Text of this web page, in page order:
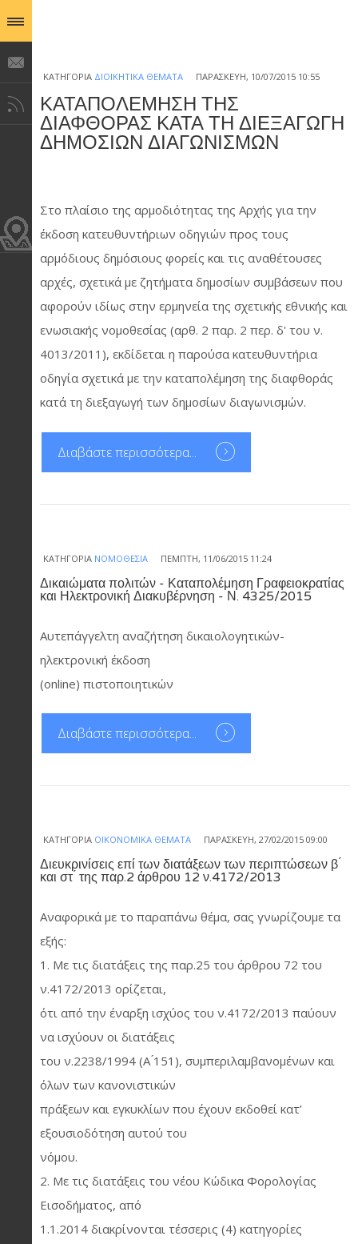
ΚΑΤΗΓΟΡΊΑ ΔΙΟΙΚΗΤΙΚΆ ΘΈΜΑΤΑ ΠΑΡΑΣΚΕΥΉ, 10/07/2015 10:55
ΚΑΤΑΠΟΛΕΜΗΣΗ ΤΗΣ
ΔΙΑΦΘΟΡΑΣ ΚΑΤΑ ΤΗ ΔΙΕΞΑΓΩΓΗ
ΔΗΜΟΣΙΩΝ ΔΙΑΓΩΝΙΣΜΩΝ
Στο πλαίσιο της αρμοδιότητας της Αρχής για την
έκδοση κατευθυντήριων οδηγιών προς τους
αρμόδιους δημόσιους φορείς και τις αναθέτουσες
αρχές, σχετικά με ζητήματα δημοσίων συμβάσεων που
αφορούν ιδίως στην ερμηνεία της σχετικής εθνικής και
ενωσιακής νομοθεσίας (αρθ. 2 παρ. 2 περ. δ' του ν.
4013/2011), εκδίδεται η παρούσα κατευθυντήρια
οδηγία σχετικά με την καταπολέμηση της διαφθοράς
κατά τη διεξαγωγή των δημοσίων διαγωνισμών.
Διαβάστε περισσότερα...
ΚΑΤΗΓΟΡΊΑ ΝΟΜΟΘΕΣΊΑ ΠΈΜΠΤΗ, 11/06/2015 11:24
Δικαιώματα πολιτών - Καταπολέμηση Γραφειοκρατίας
και Ηλεκτρονική Διακυβέρνηση - Ν. 4325/2015
Αυτεπάγγελτη αναζήτηση δικαιολογητικών-
ηλεκτρονική έκδοση
(online) πιστοποιητικών
Διαβάστε περισσότερα...
ΚΑΤΗΓΟΡΊΑ ΟΙΚΟΝΟΜΙΚΆ ΘΈΜΑΤΑ ΠΑΡΑΣΚΕΥΉ, 27/02/2015 09:00
Διευκρινίσεις επί των διατάξεων των περιπτώσεων β ́
και στ ́ της παρ.2 άρθρου 12 ν.4172/2013
Αναφορικά με το παραπάνω θέμα, σας γνωρίζουμε τα
εξής:
1. Με τις διατάξεις της παρ.25 του άρθρου 72 του
ν.4172/2013 ορίζεται,
ότι από την έναρξη ισχύος του ν.4172/2013 παύουν
να ισχύουν οι διατάξεις
του ν.2238/1994 (Α ́151), συμπεριλαμβανομένων και
όλων των κανονιστικών
πράξεων και εγκυκλίων που έχουν εκδοθεί κατ’
εξουσιοδότηση αυτού του
νόμου.
2. Με τις διατάξεις του νέου Κώδικα Φορολογίας
Εισοδήματος, από
1.1.2014 διακρίνονται τέσσερις (4) κατηγορίες